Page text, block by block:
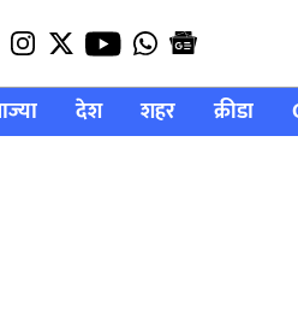
देश शहर क्रीडा